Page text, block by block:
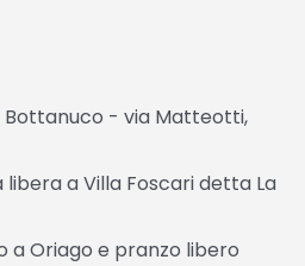
Bottanuco - via Matteotti,
libera a Villa Foscari detta La
a Oriago e pranzo libero